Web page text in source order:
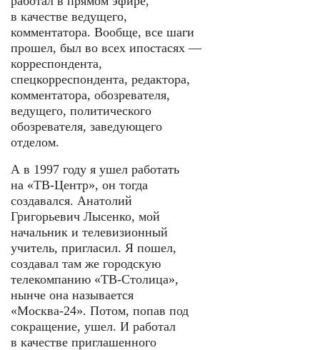
в качестве ведущего,
комментатора. Вообще, все шаги
прошел, был во всех ипостасях —
корреспондента,
спецкорреспондента, редактора,
комментатора, обозревателя,
ведущего, политического
обозревателя, заведующего
отделом.
А в 1997 году я ушел работать
на «ТВ-Центр», он тогда
создавался. Анатолий
Григорьевич Лысенко, мой
начальник и телевизионный
учитель, пригласил. Я пошел,
создавал там же городскую
телекомпанию «ТВ-Столица»,
нынче она называется
«Москва-24». Потом, попав под
сокращение, ушел. И работал
в качестве приглашенного